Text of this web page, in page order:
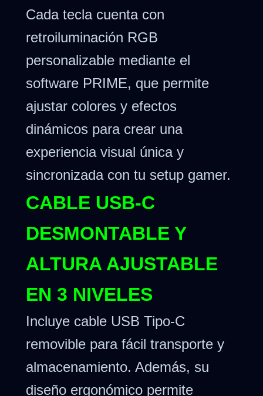
Cada tecla cuenta con
retroiluminación RGB
personalizable mediante el
software PRIME, que permite
ajustar colores y efectos
dinámicos para crear una
experiencia visual única y
sincronizada con tu setup gamer.
CABLE USB-C
DESMONTABLE Y
ALTURA AJUSTABLE
EN 3 NIVELES
Incluye cable USB Tipo-C
removible para fácil transporte y
almacenamiento. Además, su
diseño ergonómico permite